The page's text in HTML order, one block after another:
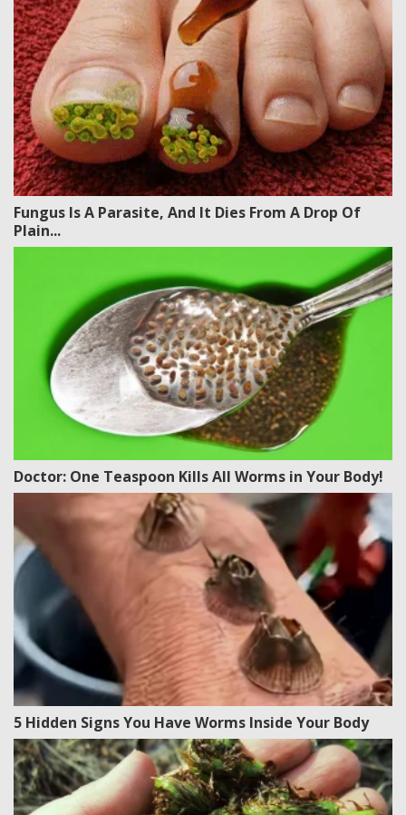
Fungus Is A Parasite, And It Dies From A Drop Of
Plain...
Doctor: One Teaspoon Kills All Worms in Your Body!
5 Hidden Signs You Have Worms Inside Your Body